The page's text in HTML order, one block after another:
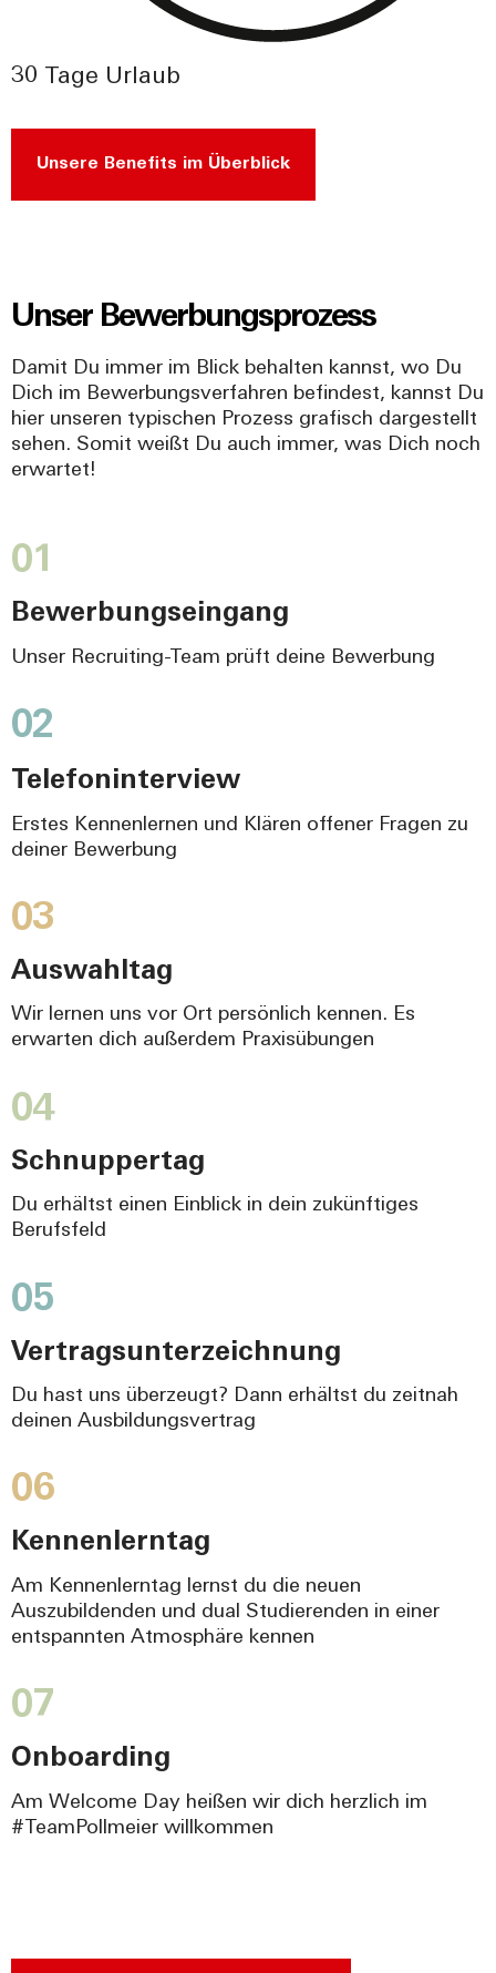
30 Tage Urlaub
Unsere Benefits im Überblick
Unser Bewerbungsprozess
Damit Du immer im Blick behalten kannst, wo Du
Dich im Bewerbungsverfahren befindest, kannst Du
hier unseren typischen Prozess grafisch dargestellt
sehen. Somit weißt Du auch immer, was Dich noch
erwartet!
01
Bewerbungseingang
Unser Recruiting-Team prüft deine Bewerbung
02
Telefoninterview
Erstes Kennenlernen und Klären offener Fragen zu
deiner Bewerbung
03
Auswahltag
Wir lernen uns vor Ort persönlich kennen. Es
erwarten dich außerdem Praxisübungen
04
Schnuppertag
Du erhältst einen Einblick in dein zukünftiges
Berufsfeld
05
Vertragsunterzeichnung
Du hast uns überzeugt? Dann erhältst du zeitnah
deinen Ausbildungsvertrag
06
Kennenlerntag
Am Kennenlerntag lernst du die neuen
Auszubildenden und dual Studierenden in einer
entspannten Atmosphäre kennen
07
Onboarding
Am Welcome Day heißen wir dich herzlich im
#TeamPollmeier willkommen